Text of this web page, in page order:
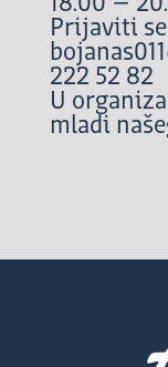
Prijaviti
222 52 82
U
mladi